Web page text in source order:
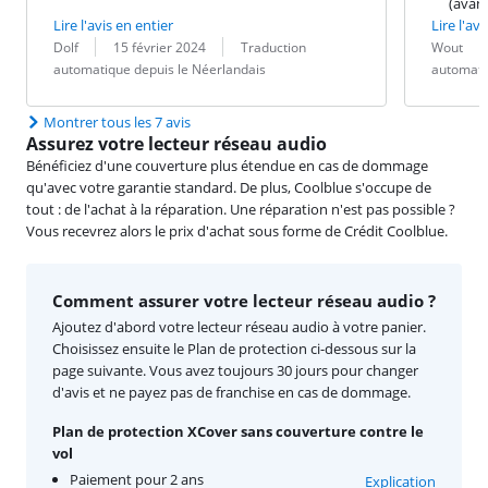
Lire l'avis en entier
Évaluation par :
Dolf
Date : 15 février 2024
Traduction :
Traduction
automatique depuis le Néerlandais
Lire
Évaluation
Wout
Date :
Traduction :
Montrer tous les 7 avis
Assurez votre lecteur réseau audio
Bénéficiez d'une couverture plus étendue en cas de dommage
qu'avec votre garantie standard. De plus, Coolblue s'occupe de
tout : de l'achat à la réparation. Une réparation n'est pas possible ?
Vous recevrez alors le prix d'achat sous forme de Crédit Coolblue.
Comment assurer votre lecteur réseau audio ?
Ajoutez d'abord votre lecteur réseau audio à votre panier.
Choisissez ensuite le Plan de protection ci-dessous sur la
page suivante. Vous avez toujours 30 jours pour changer
d'avis et ne payez pas de franchise en cas de dommage.
Plan de protection XCover sans couverture contre le
vol
Paiement pour 2 ans
Explication